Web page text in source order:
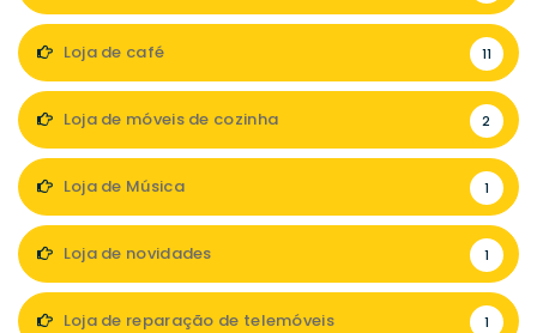
Loja de café 11
Loja de móveis de cozinha 2
Loja de Música 1
Loja de novidades 1
Loja de reparação de telemóveis 1